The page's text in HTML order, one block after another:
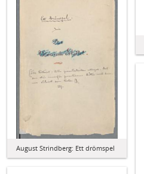
August Strindberg: Ett drömspel